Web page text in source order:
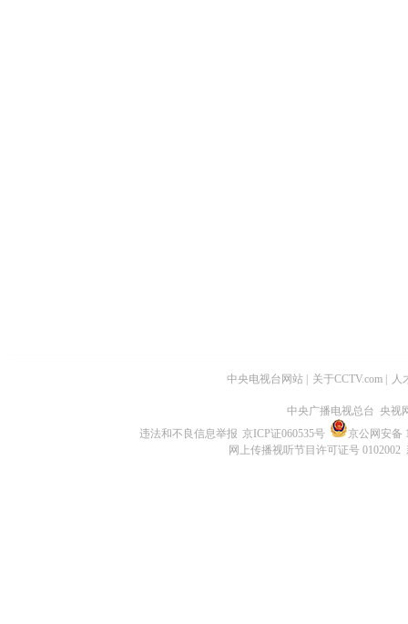
中央电视台网站 关于CCTV.com 人
中央广播电视总台 央视
违法和不良信息举报 京ICP证060535号
京公网安备
网上传播视听节目许可证号 0102002